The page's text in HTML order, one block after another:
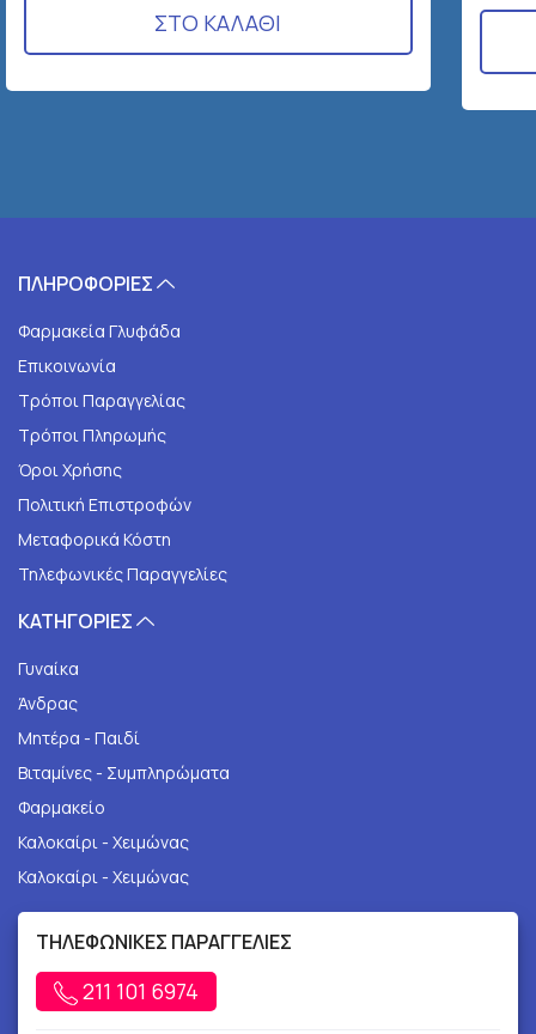
ΣΤΟ ΚΑΛΑΘΙ
ΠΛΗΡΟΦΟΡΙΕΣ
Φαρμακεία Γλυφάδα
Επικοινωνία
Τρόποι Παραγγελίας
Τρόποι Πληρωμής
Όροι Χρήσης
Πολιτική Επιστροφών
Μεταφορικά Κόστη
Τηλεφωνικές Παραγγελίες
ΚΑΤΗΓΟΡΙΕΣ
Γυναίκα
Άνδρας
Μητέρα - Παιδί
Βιταμίνες - Συμπληρώματα
Φαρμακείο
Καλοκαίρι - Χειμώνας
Καλοκαίρι - Χειμώνας
ΤΗΛΕΦΩΝΙΚΕΣ ΠΑΡΑΓΓΕΛΙΕΣ
211 101 6974